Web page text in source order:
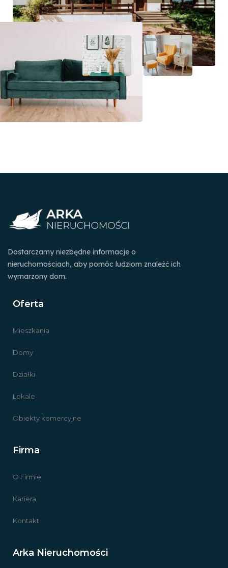
Dostarczamy niezbędne informacje o
nieruchomościach, aby pomóc ludziom znaleźć ich
wymarzony dom.
Oferta
Mieszkania
Domy
Działki
Lokale
Obiekty komercyjne
Firma
O Firmie
Kariera
Kontakt
Arka Nieruchomości